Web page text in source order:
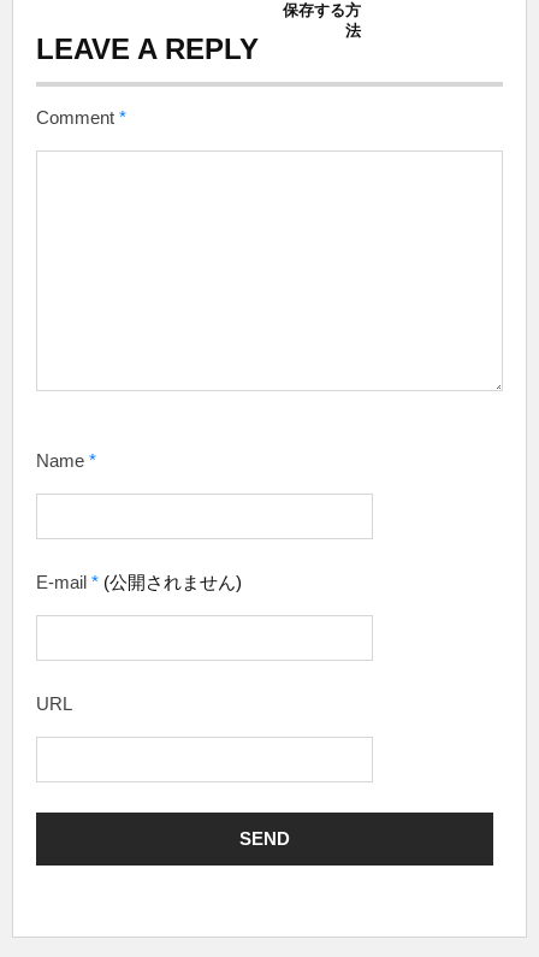
保存する方
法
LEAVE A REPLY
Comment *
Name *
E-mail * (公開されません)
URL